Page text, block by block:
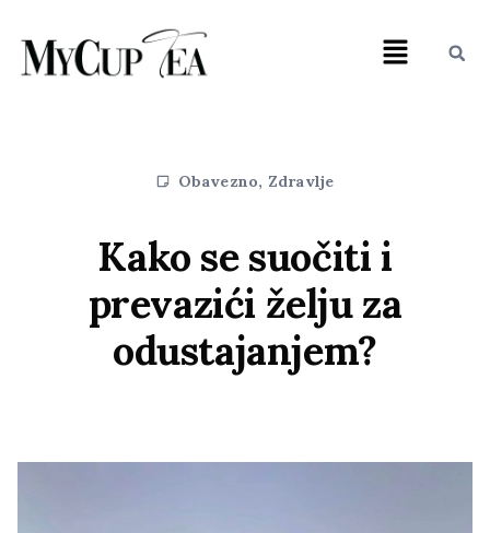
Obavezno, Zdravlje
Kako se suočiti i
prevazići želju za
odustajanjem?